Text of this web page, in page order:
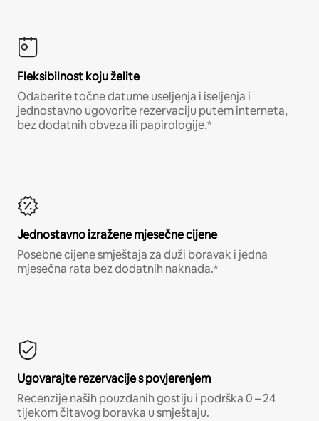
Fleksibilnost koju želite
Odaberite točne datume useljenja i iseljenja i
jednostavno ugovorite rezervaciju putem interneta,
bez dodatnih obveza ili papirologije.*
Jednostavno izražene mjesečne cijene
Posebne cijene smještaja za duži boravak i jedna
mjesečna rata bez dodatnih naknada.*
Ugovarajte rezervacije s povjerenjem
Recenzije naših pouzdanih gostiju i podrška 0 – 24
tijekom čitavog boravka u smještaju.